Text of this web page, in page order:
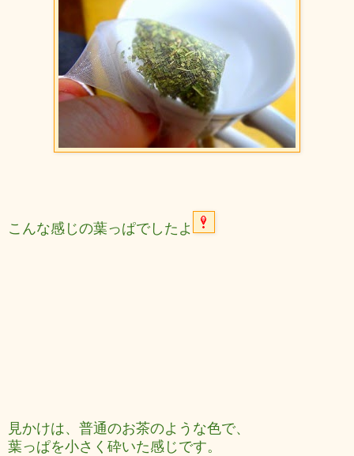
こんな感じの葉っぱでしたよ
見かけは、普通のお茶のような色で、
葉っぱを小さく砕いた感じです。